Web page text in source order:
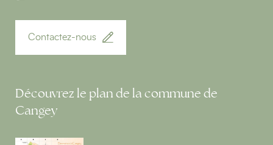
Contactez-nous
Découvrez le plan de la commune de
Cangey